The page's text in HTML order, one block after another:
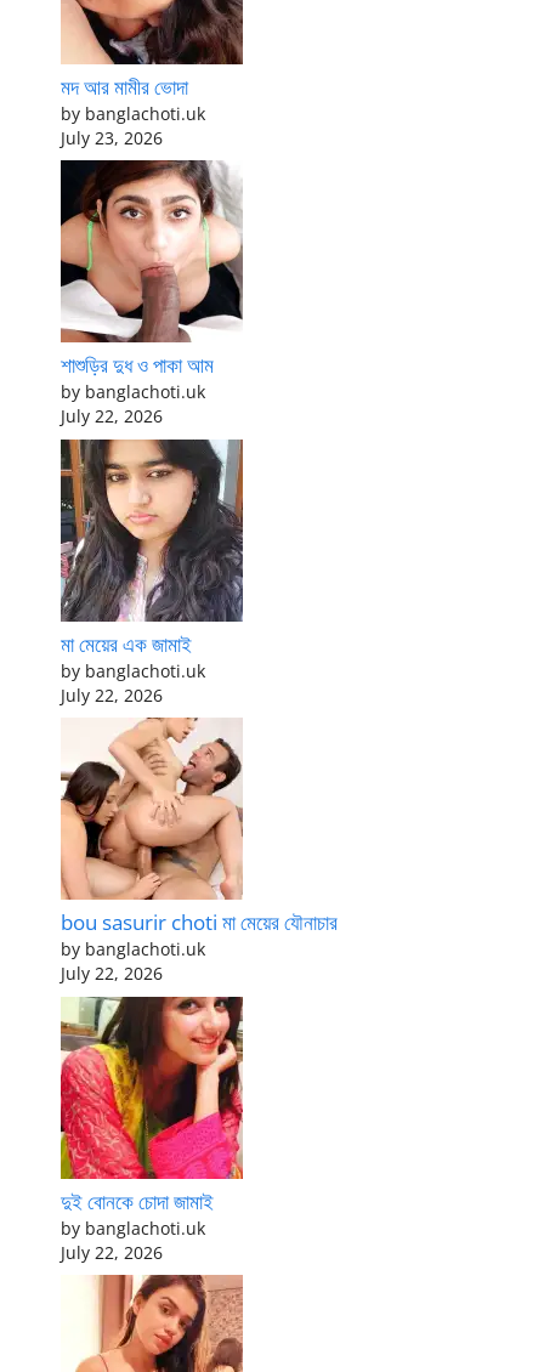
মদ আর মামীর ভোদা
by banglachoti.uk
July 23, 2026
শাশুড়ির দুধ ও পাকা আম
by banglachoti.uk
July 22, 2026
মা মেয়ের এক জামাই
by banglachoti.uk
July 22, 2026
bou sasurir choti মা মেয়ের যৌনাচার
by banglachoti.uk
July 22, 2026
দুই বোনকে চোদা জামাই
by banglachoti.uk
July 22, 2026